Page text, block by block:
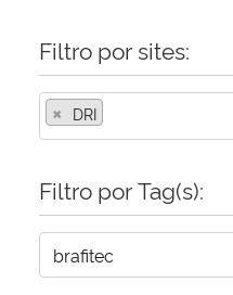
Planalto
Filtro por sites:
× DRI
Filtro por Tag(s):